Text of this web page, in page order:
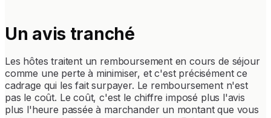
Un avis tranché
Les hôtes traitent un remboursement en cours de séjour
comme une perte à minimiser, et c'est précisément ce
cadrage qui les fait surpayer. Le remboursement n'est
pas le coût. Le coût, c'est le chiffre imposé plus l'avis
plus l'heure passée à marchander un montant que vous